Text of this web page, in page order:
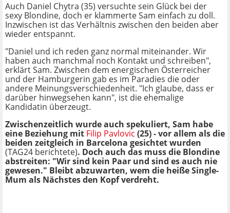
Auch Daniel Chytra (35) versuchte sein Glück bei der
sexy Blondine, doch er klammerte Sam einfach zu doll.
Inzwischen ist das Verhältnis zwischen den beiden aber
wieder entspannt.
"Daniel und ich reden ganz normal miteinander. Wir
haben auch manchmal noch Kontakt und schreiben",
erklärt Sam. Zwischen dem energischen Österreicher
und der Hamburgerin gab es im Paradies die oder
andere Meinungsverschiedenheit. "Ich glaube, dass er
darüber hinwegsehen kann", ist die ehemalige
Kandidatin überzeugt.
Zwischenzeitlich wurde auch spekuliert, Sam habe
eine Beziehung mit Filip Pavlovic (25) - vor allem als die
beiden zeitgleich in Barcelona gesichtet wurden
(TAG24 berichtete). Doch auch das muss die Blondine
abstreiten: "Wir sind kein Paar und sind es auch nie
gewesen." Bleibt abzuwarten, wem die heiße Single-
Mum als Nächstes den Kopf verdreht.